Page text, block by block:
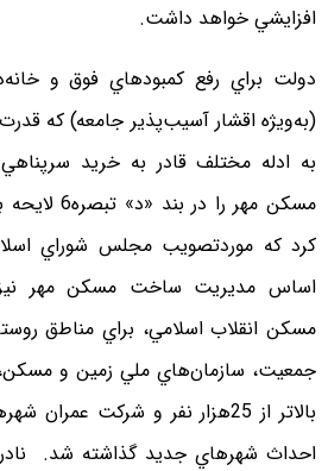
افزايشي خواهد داشت.
دولت براي رفع كمبودهاي فوق و
(به‌ويژه اقشار آسيب‌پذير جامعه) كه
به ادله مختلف قادر به خريد
كرد كه مورد‌تصويب مجلس شوراي
جمعيت، سازمان‌هاي ملي زمين و
بالاتر از 25‌هزار نفر و شركت
احداث شهرهاي جديد گذاشته شد. نادر